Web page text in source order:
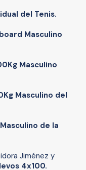
del Tenis.
Masculino
Masculino
Masculino del
de la
Jiménez y
4x100.